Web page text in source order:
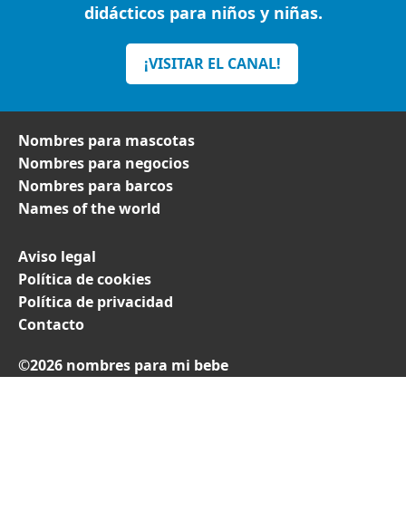
didácticos para niños y niñas.
¡VISITAR EL CANAL!
Nombres para mascotas
Nombres para negocios
Nombres para barcos
Names of the world
Aviso legal
Política de cookies
Política de privacidad
Contacto
©2026 nombres para mi bebe